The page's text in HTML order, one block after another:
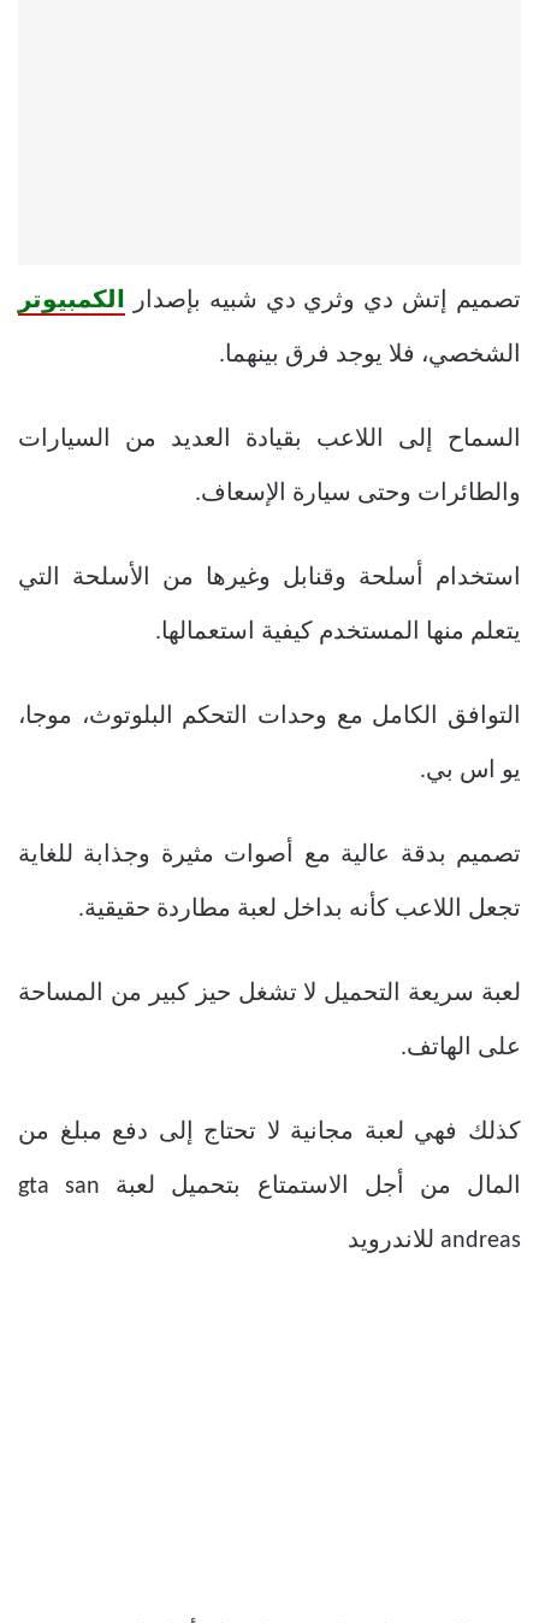
تصميم إتش دي وثري دي شبيه بإصدار الكمبيوتر
الشخصي، فلا يوجد فرق بينهما.
السماح إلى اللاعب بقيادة العديد من السيارات
والطائرات وحتى سيارة الإسعاف.
استخدام أسلحة وقنابل وغيرها من الأسلحة التي
يتعلم منها المستخدم كيفية استعمالها.
التوافق الكامل مع وحدات التحكم البلوتوث، موجا،
يو اس بي.
تصميم بدقة عالية مع أصوات مثيرة وجذابة للغاية
تجعل اللاعب كأنه بداخل لعبة مطاردة حقيقية.
لعبة سريعة التحميل لا تشغل حيز كبير من المساحة
على الهاتف.
كذلك فهي لعبة مجانية لا تحتاج إلى دفع مبلغ من
المال من أجل الاستمتاع بتحميل لعبة gta san
andreas للاندرويد